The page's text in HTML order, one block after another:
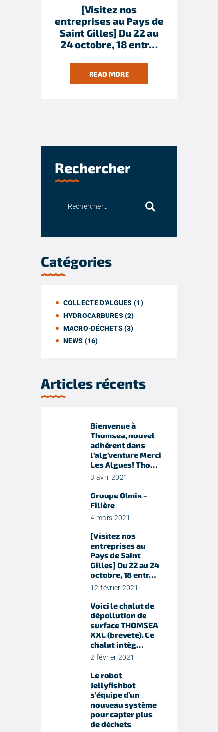
[Visitez nos
entreprises au Pays de
Saint Gilles] Du 22 au
24 octobre, 18 entr…
READ MORE
Rechercher
Catégories
COLLECTE D'ALGUES (1)
HYDROCARBURES(2)
MACRO-DÉCHETS(3)
NEWS (16)
Articles récents
Bienvenue à
Thomsea, nouvel
adhérent dans
l’alg’venture Merci
Les Algues! Tho…
3 avril 2021
Groupe Olmix –
Filière
4 mars 2021
[Visitez nos
entreprises au
Pays de Saint
Gilles] Du 22 au 24
octobre, 18 entr…
12 février 2021
Voici le chalut de
dépollution de
surface THOMSEA
XXL (breveté). Ce
chalut intèg…
2 février 2021
Le robot
Jellyfishbot
s’équipe d’un
nouveau système
pour capter plus
de déchets